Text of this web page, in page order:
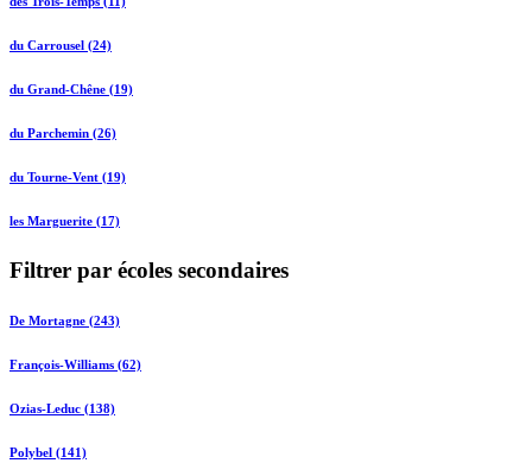
du Carrousel (24)
du Grand-Chêne (19)
du Parchemin (26)
du Tourne-Vent (19)
les Marguerite (17)
Filtrer par écoles secondaires
De Mortagne (243)
François-Williams (62)
Ozias-Leduc (138)
Polybel (141)